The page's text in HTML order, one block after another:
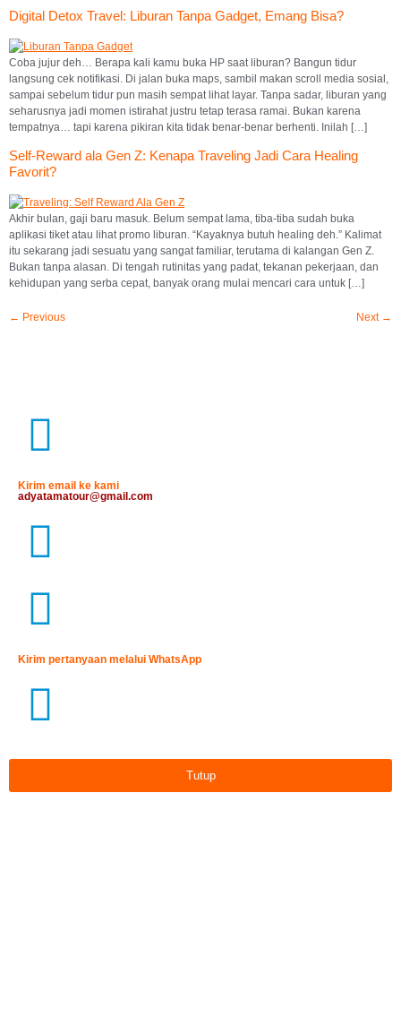
Digital Detox Travel: Liburan Tanpa Gadget, Emang Bisa?
Coba jujur deh… Berapa kali kamu buka HP saat liburan? Bangun tidur
langsung cek notifikasi. Di jalan buka maps, sambil makan scroll media sosial,
sampai sebelum tidur pun masih sempat lihat layar. Tanpa sadar, liburan yang
seharusnya jadi momen istirahat justru tetap terasa ramai. Bukan karena
tempatnya… tapi karena pikiran kita tidak benar-benar berhenti. Inilah […]
Self-Reward ala Gen Z: Kenapa Traveling Jadi Cara Healing
Favorit?
Akhir bulan, gaji baru masuk. Belum sempat lama, tiba-tiba sudah buka
aplikasi tiket atau lihat promo liburan. “Kayaknya butuh healing deh.” Kalimat
itu sekarang jadi sesuatu yang sangat familiar, terutama di kalangan Gen Z.
Bukan tanpa alasan. Di tengah rutinitas yang padat, tekanan pekerjaan, dan
kehidupan yang serba cepat, banyak orang mulai mencari cara untuk […]
← Previous Next →
Kirim email ke kami
adyatamatour@gmail.com
Kirim pertanyaan melalui WhatsApp
Tutup